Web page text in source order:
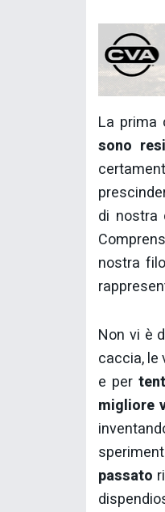
La prima
sono
di nostra
nostra
Non vi è
caccia, le
e per
migliore
passato